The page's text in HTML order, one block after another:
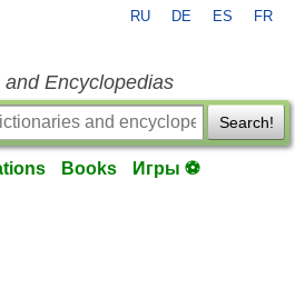
RU DE ES FR
Encyclopedias
Search!
Books Игры ⚽